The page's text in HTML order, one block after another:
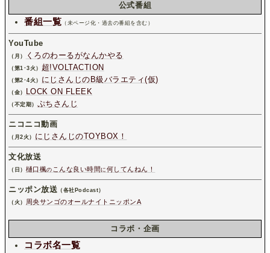
公式番組
番組一覧 （未ページ化・過去の番組を含む）
YouTube
（月） くろのわーるがなんかやる
（第1･3火） 超!VOLTACTION
（第2･4火） にじさんじのB級バラエティ(仮)
（金） LOCK ON FLEEK
（不定期） ぷちさんじ
ニコニコ動画
（月2火） にじさんじのTOYBOX！
文化放送
（日） 樋口楓の こんな良い時間 に 何してんねん！
ニッポン放送 （各社Podcast）
（火）
周央サンゴのオールナイトニッポンA
コラボ・企画
コラボ名一覧